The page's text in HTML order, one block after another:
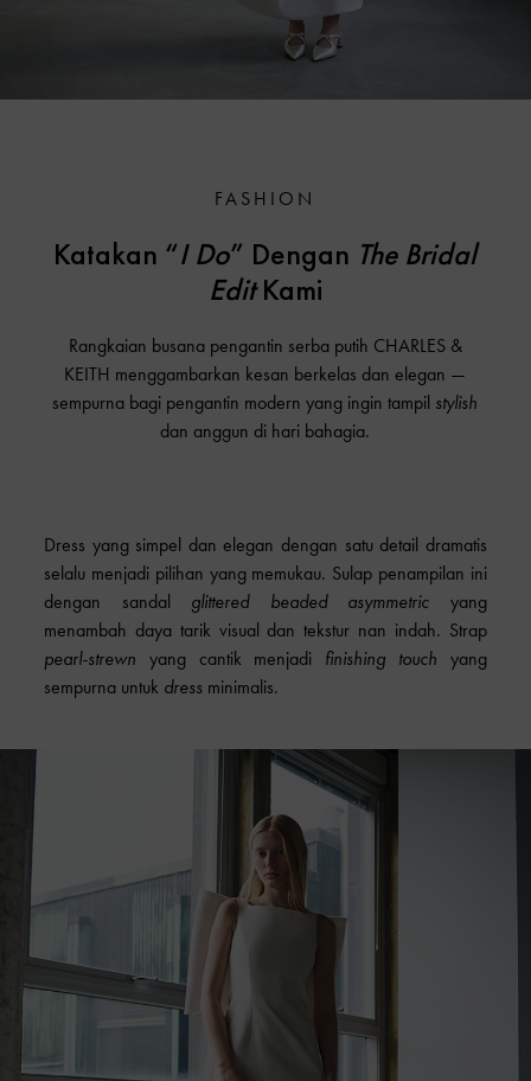
FASHION
Katakan “I Do” Dengan The Bridal
EditKami
Rangkaian busana pengantin serba putih CHARLES &
KEITH menggambarkan kesan berkelas dan elegan —
sempurna bagi pengantin modern yang ingin tampil stylish
dan anggun di hari bahagia.
Dress yang simpel dan elegan dengan satu detail dramatis
selalu menjadi pilihan yang memukau. Sulap penampilan ini
dengan sandal glittered beaded asymmetric yang
menambah daya tarik visual dan tekstur nan indah. Strap
pearl-strewn yang cantik menjadi finishing touch yang
sempurna untuk dress minimalis.